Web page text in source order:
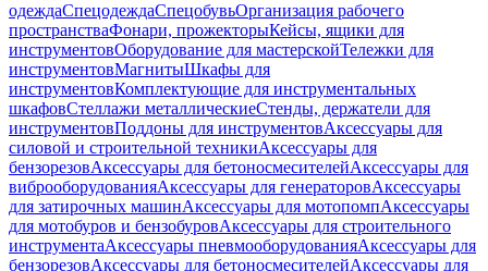
одеждаСпецодеждаСпецобувьОрганизация рабочего
пространстваФонари, прожекторыКейсы, ящики для
инструментовОборудование для мастерскойТележки для
инструментовМагнитыШкафы для
инструментовКомплектующие для инструментальных
шкафовСтеллажи металлическиеСтенды, держатели для
инструментовПоддоны для инструментовАксессуары для
силовой и строительной техникиАксессуары для
бензорезовАксессуары для бетоносмесителейАксессуары для
виброоборудованияАксессуары для генераторовАксессуары
для затирочных машинАксессуары для мотопомпАксессуары
для мотобуров и бензобуровАксессуары для строительного
инструментаАксессуары пневмооборудованияАксессуары для
бензорезовАксессуары для бетоносмесителейАксессуары для